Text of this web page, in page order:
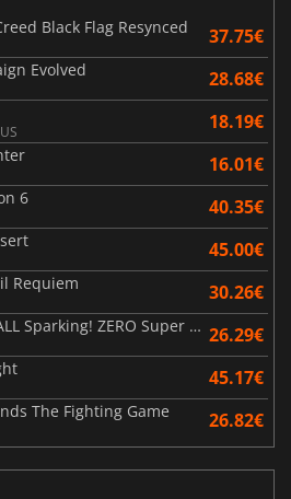
Black Flag Resynced
37.75€
Evolved 28.68€
18.19€
16.01€
6 40.35€
45.00€
Requiem 30.26€
DRAGON BALL Sparking! ZERO Super Limit Breaking NEO 26.29€
45.17€
The Fighting Game 26.82€